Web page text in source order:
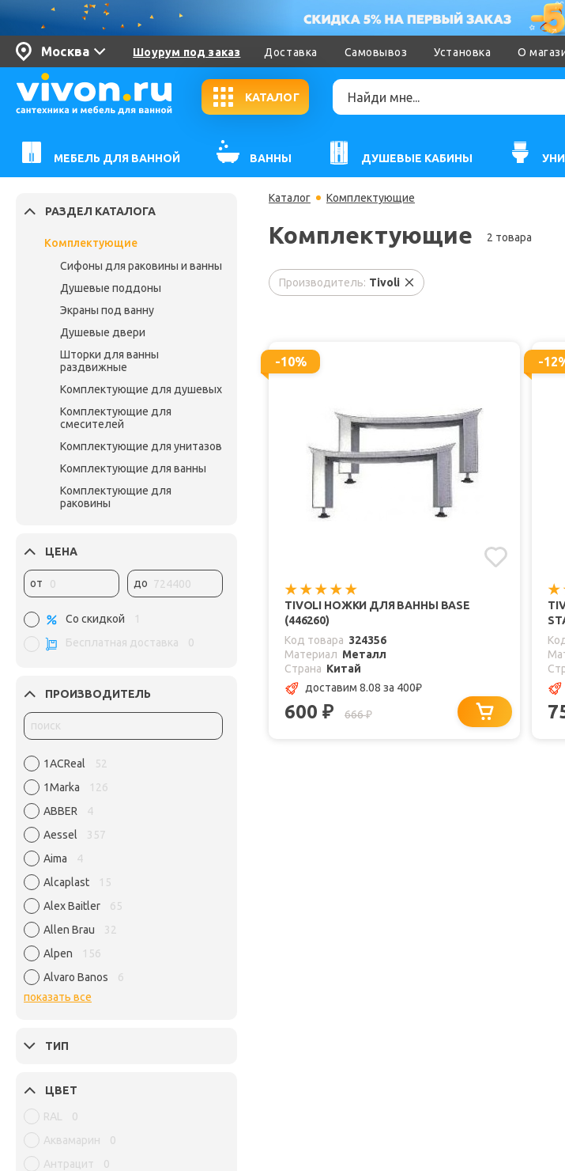
Москва Шоурум под заказ Доставка Самовывоз Установка О
КАТАЛОГ
МЕБЕЛЬ ДЛЯ ВАННОЙ ВАННЫ ДУШЕВЫЕ КАБИНЫ
РАЗДЕЛ КАТАЛОГА
Комплектующие
Сифоны для раковины и ванны
Душевые поддоны
Экраны под ванну
Душевые двери
Шторки для ванны
раздвижные
Комплектующие для душевых
Комплектующие для
смесителей
Комплектующие для унитазов
Комплектующие для ванны
Комплектующие для
раковины
ЦЕНА
от до
Со скидкой
1
Бесплатная доставка
0
ПРОИЗВОДИТЕЛЬ
1ACReal
52
1Marka
126
ABBER
4
Aessel
357
Aima
4
Alcaplast
15
Alex Baitler
65
Allen Brau
32
Alpen
156
Alvaro Banos
6
показать все
ТИП
ЦВЕТ
RAL
0
Аквамарин
0
Антрацит
0
Каталог Комплектующие
Комплектующие 2 товара
Производитель: Tivoli
-10%
TIVOLI НОЖКИ ДЛЯ ВАННЫ BASE
(446260)
Код товара 324356
Материал Металл
Страна Китай
доставим 8.08 за 400₽
600 ₽ 666₽
-